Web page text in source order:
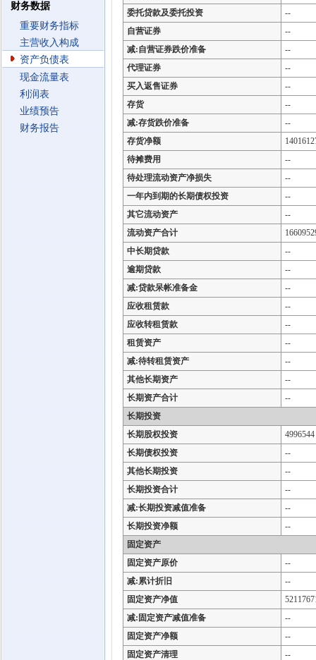
财务数据
重要财务指标
主营收入构成
资产负债表
现金流量表
利润表
业绩预告
财务报告
委托贷款及委托投资
--
自营证券
--
减:自营证券跌价准备
--
代理证券
--
买入返售证券
--
存货
--
减:存货跌价准备
--
存货净额
待摊费用
--
待处理流动资产净损失
--
一年内到期的长期债权投资
--
其它流动资产
--
流动资产合计
中长期贷款
--
逾期贷款
--
减:贷款呆帐准备金
--
应收租赁款
--
应收转租赁款
--
租赁资产
--
减:待转租赁资产
--
其他长期资产
--
长期资产合计
--
长期投资
长期股权投资
4996544
长期债权投资
--
其他长期投资
--
长期投资合计
--
减:长期投资减值准备
--
长期投资净额
--
固定资产
固定资产原价
--
减:累计折旧
--
固定资产净值
减:固定资产减值准备
--
固定资产净额
--
固定资产清理
--